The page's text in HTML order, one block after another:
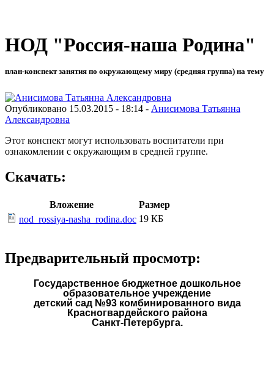
НОД "Россия-наша Родина"
план-конспект занятия по окружающему миру (средняя группа) на тему
Опубликовано 15.03.2015 - 18:14 - Анисимова Татьянна
Александровна
Этот конспект могут использовать воспитатели при
ознакомлении с окружающим в средней группе.
Скачать:
Вложение
Размер
nod_rossiya-nasha_rodina.doc 19 КБ
Предварительный просмотр:
Государственное бюджетное дошкольное
образовательное учреждение
детский сад №93 комбинированного вида
Красногвардейского района
Санкт-Петербурга.